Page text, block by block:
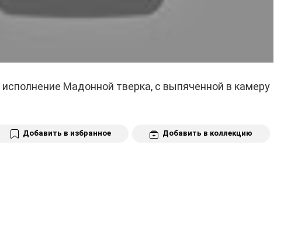
исполнение Мадонной тверка, с выпяченной в камеру
Добавить в избранное Добавить в коллекцию